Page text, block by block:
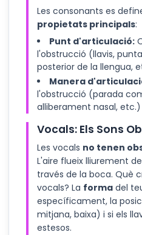
Les consonants es
propietats principals:
Punt d'articulació:
l'obstrucció (llavis,
posterior de la llengua,
Manera
l'obstrucció (parada
alliberament nasal, etc.)
Vocals: Els Sons
Les vocals no tenen
L'aire flueix lliurement
través de la boca. Què
vocals? La forma del
específicament, la
mitjana, baixa) i si els
estesos.